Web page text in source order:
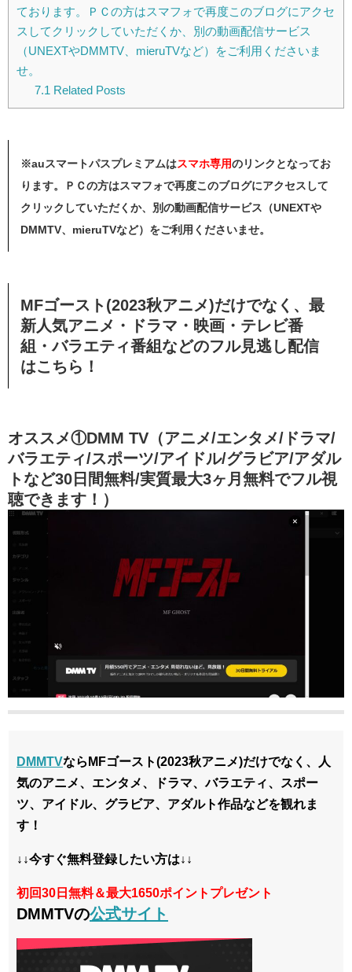
ております。ＰＣの方はスマフォで再度このブログにアクセ
スしてクリックしていただくか、別の動画配信サービス
（UNEXTやDMMTV、mieruTVなど）をご利用くださいま
せ。
7.1Related Posts
※auスマートパスプレミアムはスマホ専用のリンクとなってお
ります。ＰＣの方はスマフォで再度このブログにアクセスして
クリックしていただくか、別の動画配信サービス（UNEXTや
DMMTV、mieruTVなど）をご利用くださいませ。
MFゴースト(2023秋アニメ)だけでなく、最
新人気アニメ・ドラマ・映画・テレビ番
組・バラエティ番組などのフル見逃し配信
はこちら！
オススメ①DMM TV（アニメ/エンタメ/ドラマ/
バラエティ/スポーツ/アイドル/グラビア/アダル
トなど30日間無料/実質最大3ヶ月無料でフル視
聴できます！）
DMMTVならMFゴースト(2023秋アニメ)だけでなく、人
気のアニメ、エンタメ、ドラマ、バラエティ、スポー
ツ、アイドル、グラビア、アダルト作品などを観れま
す！
↓↓今すぐ無料登録したい方は↓↓
初回30日無料＆最大1650ポイントプレゼント
DMMTVの公式サイト